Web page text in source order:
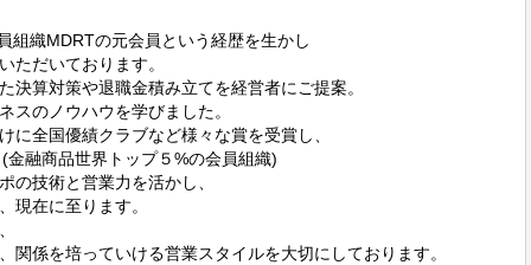
組織MDRTの元会員という経歴を生かし
ただいております。
決算対策や退職金積み立てを経営者にご提案。
スのノウハウを学びました。
に全国優績クラブなど様々な賞を受賞し、
融商品世界トップ５%の会員組織)
の技術と営業力を活かし、
現在に至ります。
関係を培っていける営業スタイルを大切にしております。